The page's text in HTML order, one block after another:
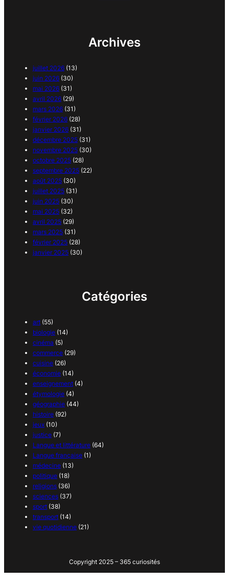
Archives
juillet 2026 (13)
juin 2026 (30)
mai 2026 (31)
avril 2026 (29)
mars 2026 (31)
février 2026 (28)
janvier 2026 (31)
décembre 2025 (31)
novembre 2025 (30)
octobre 2025 (28)
septembre 2025 (22)
août 2025 (30)
juillet 2025 (31)
juin 2025 (30)
mai 2025 (32)
avril 2025 (29)
mars 2025 (31)
février 2025 (28)
janvier 2025 (30)
Catégories
art (55)
biologie (14)
cinéma (5)
commerce (29)
cuisine (26)
économie (14)
enseignement (4)
étymologie (4)
géographie (44)
histoire (92)
jeux (10)
justice (7)
Langue et littérature (64)
Langue française (1)
médecine (13)
politique (18)
religions (36)
sciences (37)
sport (38)
transport (14)
vie quotidienne (21)
Copyright 2025 – 365 curiosités